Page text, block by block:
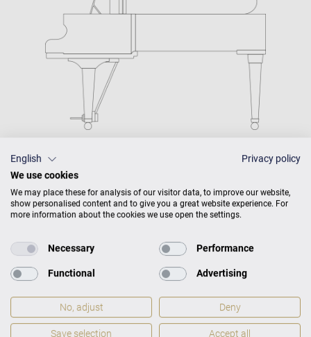
C. Bechstein Connect
VARIO-Digitalsystem
volitelný
English
Privacy policy
We use cookies
We may place these for analysis of our visitor data, to improve our website,
show personalised content and to give you a great website experience. For
more information about the cookies we use open the settings.
Necessary Performance
Functional Advertising
No, adjust Deny
Save selection Accept all